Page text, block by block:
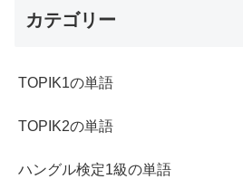
カテゴリー
TOPIK1の単語
TOPIK2の単語
ハングル検定1級の単語